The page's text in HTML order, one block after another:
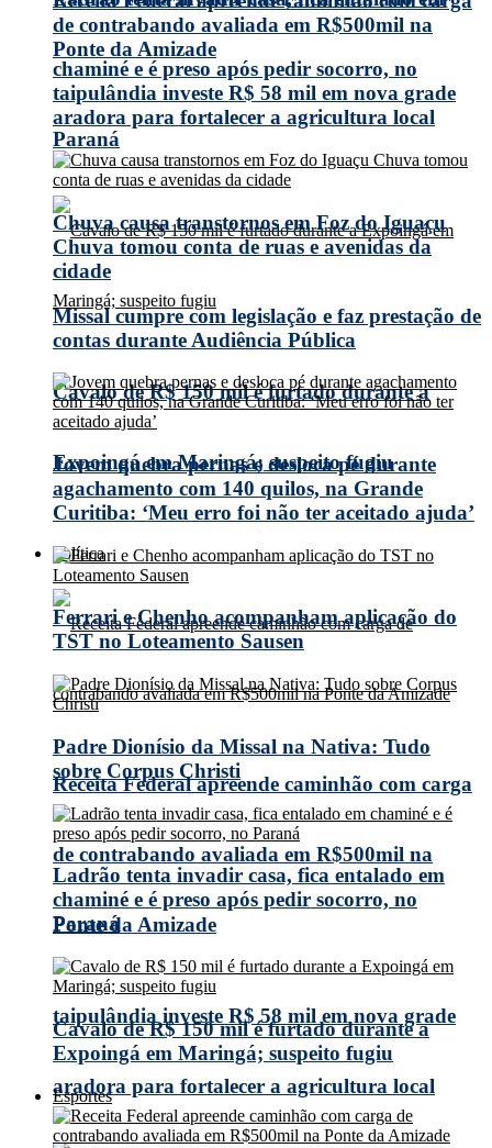
chaminé e é preso após pedir socorro, no
Paraná
Cavalo de R$ 150 mil é furtado durante a
Expoingá em Maringá; suspeito fugiu
Política
Receita Federal apreende caminhão com carga
de contrabando avaliada em R$500mil na
Ponte da Amizade
taipulândia investe R$ 58 mil em nova grade
aradora para fortalecer a agricultura local
de contrabando avaliada em R$500mil na
Ponte da Amizade
taipulândia investe R$ 58 mil em nova grade
aradora para fortalecer a agricultura local
Chuva causa transtornos em Foz do Iguaçu
Chuva tomou conta de ruas e avenidas da
cidade
Missal cumpre com legislação e faz prestação de
contas durante Audiência Pública
Jovem quebra pernas e desloca pé durante
agachamento com 140 quilos, na Grande
Curitiba: ‘Meu erro foi não ter aceitado ajuda’
Ferrari e Chenho acompanham aplicação do
TST no Loteamento Sausen
Padre Dionísio da Missal na Nativa: Tudo
sobre Corpus Christi
Ladrão tenta invadir casa, fica entalado em
chaminé e é preso após pedir socorro, no
Paraná
Cavalo de R$ 150 mil é furtado durante a
Expoingá em Maringá; suspeito fugiu
Esportes